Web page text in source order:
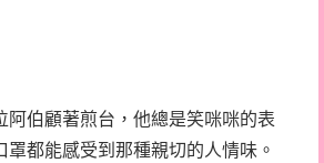
阿伯顧著煎台，他總是笑咪咪的表
罩都能感受到那種親切的人情味。